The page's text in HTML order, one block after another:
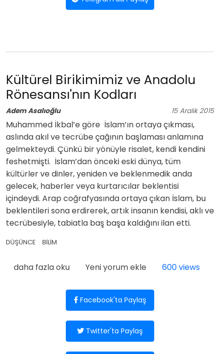
Kültürel Birikimimiz ve Anadolu
Rönesansı'nın Kodları
Adem Asalıoğlu 15 Aralık 2015
Muhammed İkbal’e göre İslam’ın ortaya çıkması,
aslında akıl ve tecrübe çağının başlaması anlamına
gelmekteydi. Çünkü bir yönüyle risalet, kendi kendini
feshetmişti. İslam’dan önceki eski dünya, tüm
kültürler ve dinler, yeniden ve beklenmedik anda
gelecek, haberler veya kurtarıcılar beklentisi
içindeydi. Arap coğrafyasında ortaya çıkan İslam, bu
beklentileri sona erdirerek, artık insanın kendisi, aklı ve
tecrübesiyle, tabiatla baş başa kaldığını ilan etti.
DÜŞÜNCE BİLİM
Kültürel Birikimimiz ve Anadolu Rönesansı'nın Kodları
daha fazla oku Yeni yorum ekle 600 views
Facebook'ta Paylaş
Twitter'ta Paylaş